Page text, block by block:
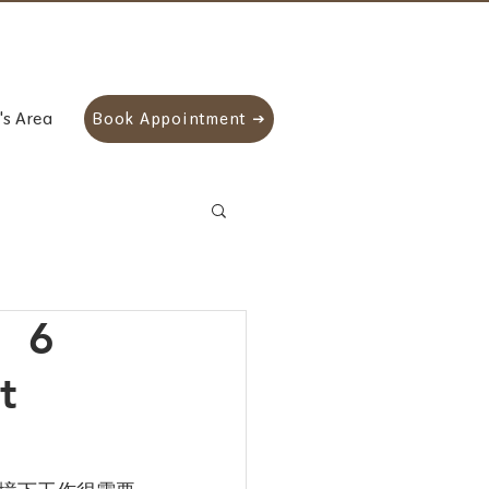
Area Book Appointment
6